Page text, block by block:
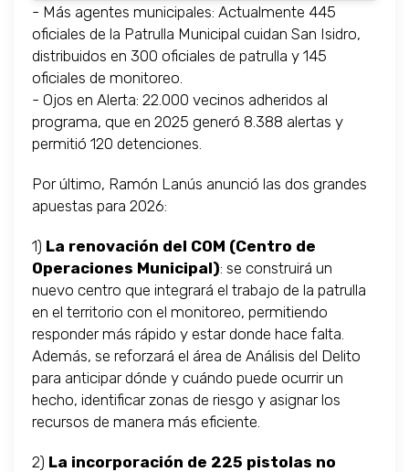
- Más agentes municipales: Actualmente 445
oficiales de la Patrulla Municipal cuidan San Isidro,
distribuidos en 300 oficiales de patrulla y 145
oficiales de monitoreo.
- Ojos en Alerta: 22.000 vecinos adheridos al
programa, que en 2025 generó 8.388 alertas y
permitió 120 detenciones.
Por último, Ramón Lanús anunció las dos grandes
apuestas para 2026:
1) La renovación del COM (Centro de
Operaciones Municipal): se construirá un
nuevo centro que integrará el trabajo de la patrulla
en el territorio con el monitoreo, permitiendo
responder más rápido y estar donde hace falta.
Además, se reforzará el área de Análisis del Delito
para anticipar dónde y cuándo puede ocurrir un
hecho, identificar zonas de riesgo y asignar los
recursos de manera más eficiente.
2) La incorporación de 225 pistolas no